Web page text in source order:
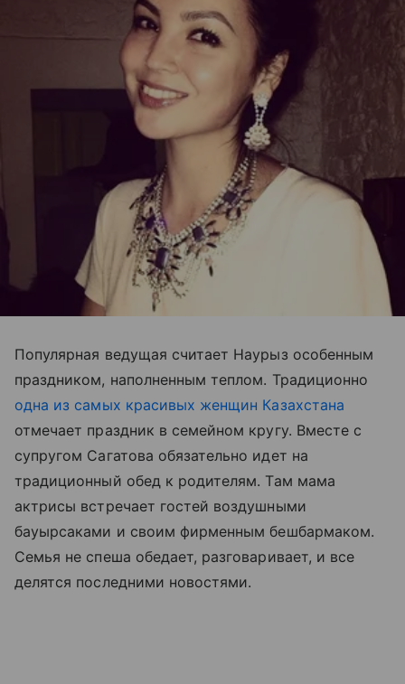
Популярная ведущая считает Наурыз особенным
праздником, наполненным теплом. Традиционно
одна из самых красивых женщин Казахстана
отмечает праздник в семейном кругу. Вместе с
супругом Сагатова обязательно идет на
традиционный обед к родителям. Там мама
актрисы встречает гостей воздушными
бауырсаками и своим фирменным бешбармаком.
Семья не спеша обедает, разговаривает, и все
делятся последними новостями.